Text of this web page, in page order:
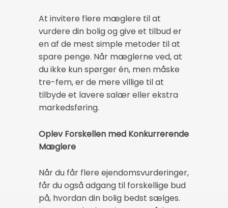
At invitere flere mæglere til at
vurdere din bolig og give et tilbud er
en af de mest simple metoder til at
spare penge. Når mæglerne ved, at
du ikke kun spørger én, men måske
tre-fem, er de mere villige til at
tilbyde et lavere salær eller ekstra
markedsføring.
Oplev Forskellen med Konkurrerende
Mæglere
Når du får flere ejendomsvurderinger,
får du også adgang til forskellige bud
på, hvordan din bolig bedst sælges.